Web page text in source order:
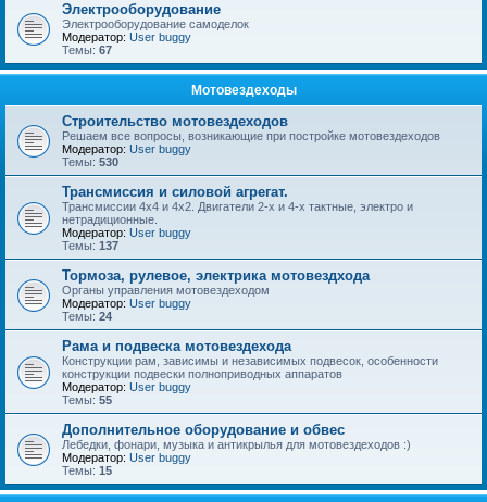
Электрооборудование
Электрооборудование самоделок
Модератор: User buggy
Темы: 67
Мотовездеходы
Строительство мотовездеходов
Решаем все вопросы, возникающие при постройке мотовездеходов
Модератор: User buggy
Темы: 530
Трансмиссия и силовой агрегат.
Трансмиссии 4х4 и 4х2. Двигатели 2-х и 4-х тактные, электро и
нетрадиционные.
Модератор: User buggy
Темы: 137
Тормоза, рулевое, электрика мотовездхода
Органы управления мотовездеходом
Модератор: User buggy
Темы: 24
Рама и подвеска мотовездехода
Конструкции рам, зависимы и независимых подвесок, особенности
конструкции подвески полноприводных аппаратов
Модератор: User buggy
Темы: 55
Дополнительное оборудование и обвес
Лебедки, фонари, музыка и антикрылья для мотовездеходов :)
Модератор: User buggy
Темы: 15